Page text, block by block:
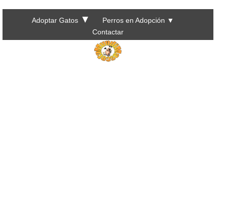
Adoptar Gatos ▼ Perros en Adopción ▼
Contactar